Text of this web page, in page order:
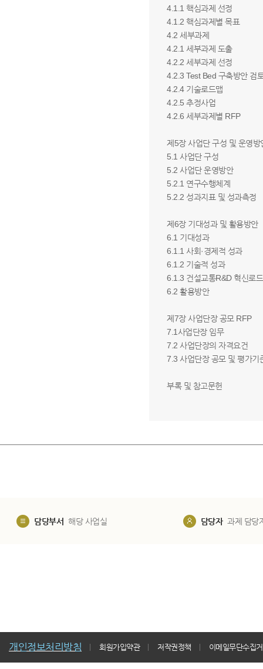
4.1.1 핵심과제 선정
4.1.2 핵심과제별 목표
4.2 세부과제
4.2.1 세부과제 도출
4.2.2 세부과제 선정
4.2.3 Test Bed 구축방안 검
4.2.4 기술로드맵
4.2.5 추정사업
4.2.6 세부과제별 RFP
제5장 사업단 구성 및 운영
5.1 사업단 구성
5.2 사업단 운영방안
5.2.1 연구수행체계
5.2.2 성과지표 및 성과측정
제6장 기대성과 및 활용방안
6.1 기대성과
6.1.1 사회·경제적 성과
6.1.2 기술적 성과
6.1.3 건설교통R&D 혁신로
6.2 활용방안
제7장 사업단장 공모 RFP
7.1사업단장 임무
7.2 사업단장의 자격요건
7.3 사업단장 공모 및 평가기
부록 및 참고문헌
담당부서 해당 사업실 담당자 과제 담당
개인정보처리방침 회원가입약관 저작권정책 이메일무단수집